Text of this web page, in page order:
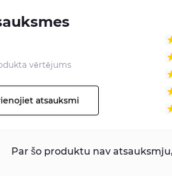
vērtējums
atsauksmi
Par šo produktu nav